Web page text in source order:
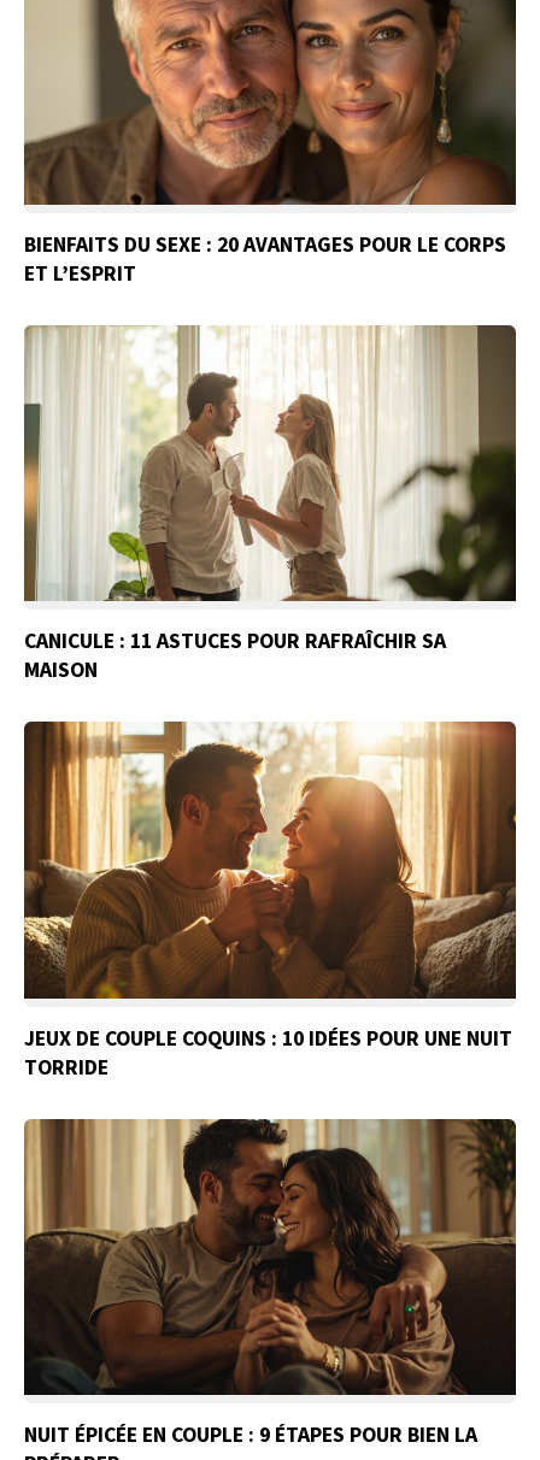
BIENFAITS DU SEXE : 20 AVANTAGES POUR LE CORPS
ET L’ESPRIT
CANICULE : 11 ASTUCES POUR RAFRAÎCHIR SA
MAISON
JEUX DE COUPLE COQUINS : 10 IDÉES POUR UNE NUIT
TORRIDE
NUIT ÉPICÉE EN COUPLE : 9 ÉTAPES POUR BIEN LA